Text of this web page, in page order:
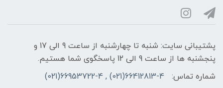
پشتیبانی سایت: شنبه تا چهارشنبه از ساعت 9 الی 17 و
پنجشنبه ها از ساعت 9 الی 12 پاسخگوی شما هستیم.
شماره تماس:
66412813-4(021) , 66953722-4(021)